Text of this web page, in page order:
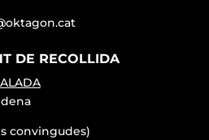
DE RECOLLIDA
convingudes)